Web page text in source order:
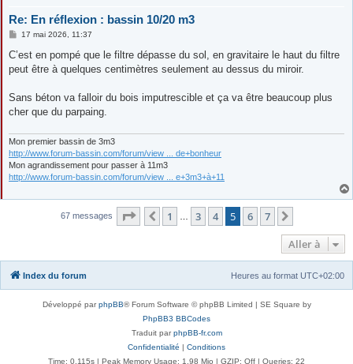
Re: En réflexion : bassin 10/20 m3
M
s
a
17 mai 2026, 11:37
C’est en pompé que le filtre dépasse du sol, en gravitaire le haut du filtre
peut être à quelques centimètres seulement au dessus du miroir.
Sans béton va falloir du bois imputrescible et ça va être beaucoup plus
cher que du parpaing.
Mon premier bassin de 3m3
http://www.forum-bassin.com/forum/view ... de+bonheur
Mon agrandissement pour passer à 11m3
http://www.forum-bassin.com/forum/view ... e+3m3+à+11
67 messages Page sur
Précédente
1 3 4 5 6 7
Aller à
Index du forum Heures au format UTC+02:00
Développé parphpBB® Forum Software © phpBB Limited | SE Square by
PhpBB3 BBCodes
Traduit parphpBB-fr.com
Confidentialité | Conditions
Time: 0.115s | Peak Memory Usage: 1.98 Mio | GZIP: Off | Queries: 22